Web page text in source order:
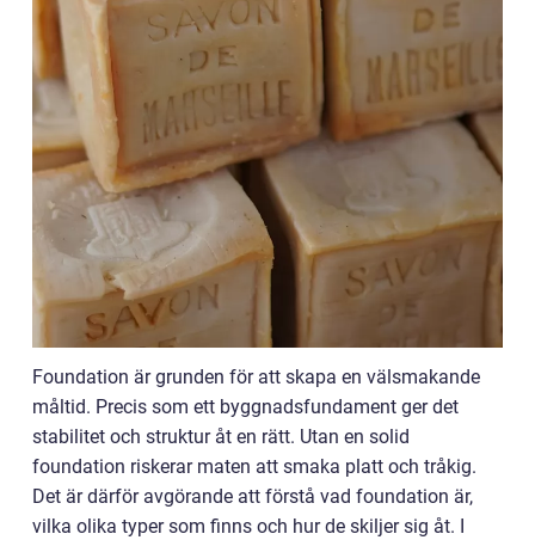
Foundation är grunden för att skapa en välsmakande
måltid. Precis som ett byggnadsfundament ger det
stabilitet och struktur åt en rätt. Utan en solid
foundation riskerar maten att smaka platt och tråkig.
Det är därför avgörande att förstå vad foundation är,
vilka olika typer som finns och hur de skiljer sig åt. I